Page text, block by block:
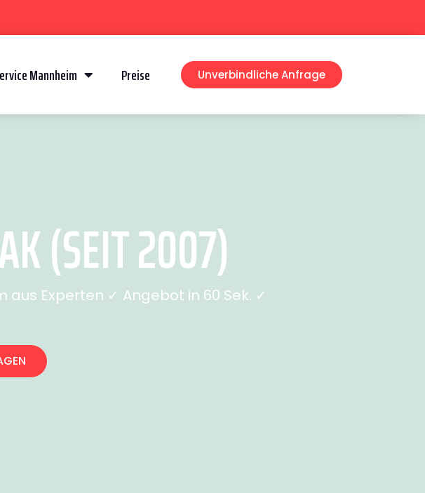
Mannheim Preise Unverbindliche Anfrage
(SEIT 2007)
aus Experten ✓ Angebot in 60 Sek. ✓